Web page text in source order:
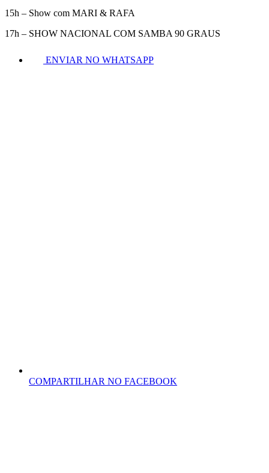
15h – Show com MARI & RAFA
17h – SHOW NACIONAL COM SAMBA 90 GRAUS
ENVIAR NO WHATSAPP
COMPARTILHAR NO FACEBOOK